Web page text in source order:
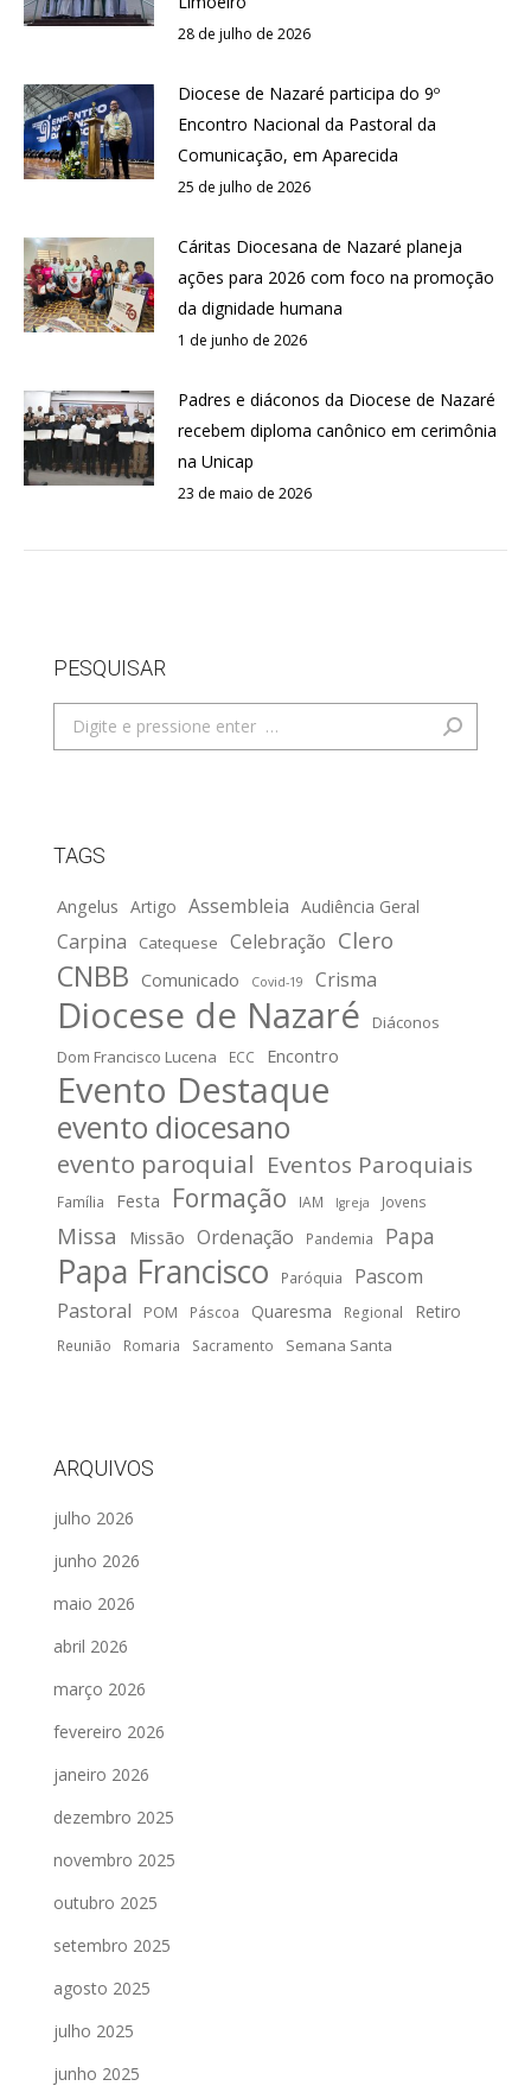
28 de julho de 2026
Diocese de Nazaré participa do 9º
Encontro Nacional da Pastoral da
Comunicação, em Aparecida
25 de julho de 2026
Cáritas Diocesana de Nazaré planeja
ações para 2026 com foco na promoção
da dignidade humana
1 de junho de 2026
Padres e diáconos da Diocese de Nazaré
recebem diploma canônico em cerimônia
na Unicap
23 de maio de 2026
PESQUISAR
Search:
TAGS
Angelus Artigo Assembleia Audiência Geral
Carpina Catequese Celebração Clero
CNBB Comunicado Covid-19 Crisma
Diocese de Nazaré
Diáconos
Dom Francisco Lucena
ECC Encontro
Evento Destaque
evento diocesano
evento paroquial Eventos Paroquiais
Família Festa Formação IAM Igreja Jovens
Missa Missão Ordenação Pandemia Papa
Papa Francisco Paróquia
Pascom
Pastoral
POM Páscoa Quaresma Regional Retiro
Reunião Romaria Sacramento Semana Santa
ARQUIVOS
julho 2026
junho 2026
maio 2026
abril 2026
março 2026
fevereiro 2026
janeiro 2026
dezembro 2025
novembro 2025
outubro 2025
setembro 2025
agosto 2025
julho 2025
junho 2025